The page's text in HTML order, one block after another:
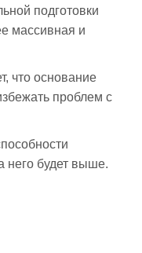
подготовки
массивная и
что основание
проблем с
него будет выше.